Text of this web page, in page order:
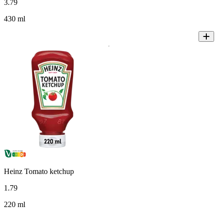
3.79
430 ml
Heinz Tomato ketchup
1 .79
220 ml